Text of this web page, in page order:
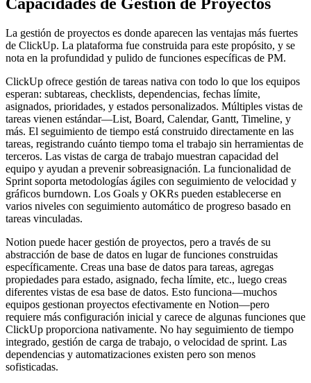
La gestión de proyectos es donde aparecen las ventajas más fuertes
de ClickUp. La plataforma fue construida para este propósito, y se
nota en la profundidad y pulido de funciones específicas de PM.
ClickUp ofrece gestión de tareas nativa con todo lo que los equipos
esperan: subtareas, checklists, dependencias, fechas límite,
asignados, prioridades, y estados personalizados. Múltiples vistas de
tareas vienen estándar—List, Board, Calendar, Gantt, Timeline, y
más. El seguimiento de tiempo está construido directamente en las
tareas, registrando cuánto tiempo toma el trabajo sin herramientas de
terceros. Las vistas de carga de trabajo muestran capacidad del
equipo y ayudan a prevenir sobreasignación. La funcionalidad de
Sprint soporta metodologías ágiles con seguimiento de velocidad y
gráficos burndown. Los Goals y OKRs pueden establecerse en
varios niveles con seguimiento automático de progreso basado en
tareas vinculadas.
Notion puede hacer gestión de proyectos, pero a través de su
abstracción de base de datos en lugar de funciones construidas
específicamente. Creas una base de datos para tareas, agregas
propiedades para estado, asignado, fecha límite, etc., luego creas
diferentes vistas de esa base de datos. Esto funciona—muchos
equipos gestionan proyectos efectivamente en Notion—pero
requiere más configuración inicial y carece de algunas funciones que
ClickUp proporciona nativamente. No hay seguimiento de tiempo
integrado, gestión de carga de trabajo, o velocidad de sprint. Las
dependencias y automatizaciones existen pero son menos
sofisticadas.